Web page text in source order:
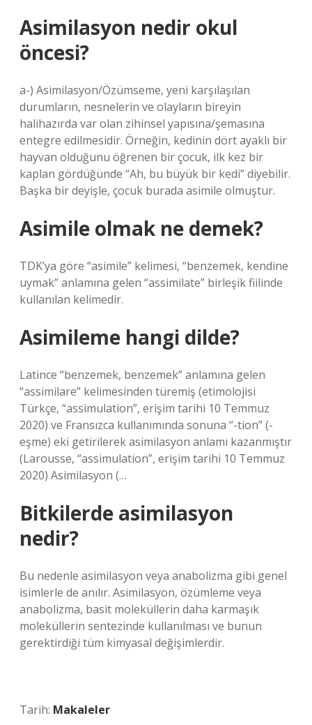
Asimilasyon nedir okul
öncesi?
a-) Asimilasyon/Özümseme, yeni karşılaşılan
durumların, nesnelerin ve olayların bireyin
halihazırda var olan zihinsel yapısına/şemasına
entegre edilmesidir. Örneğin, kedinin dört ayaklı bir
hayvan olduğunu öğrenen bir çocuk, ilk kez bir
kaplan gördüğünde “Ah, bu büyük bir kedi” diyebilir.
Başka bir deyişle, çocuk burada asimile olmuştur.
Asimile olmak ne demek?
TDK’ya göre “asimile” kelimesi, “benzemek, kendine
uymak” anlamına gelen “assimilate” birleşik fiilinde
kullanılan kelimedir.
Asimileme hangi dilde?
Latince “benzemek, benzemek” anlamına gelen
“assimilare” kelimesinden türemiş (etimolojisi
Türkçe, “assimulation”, erişim tarihi 10 Temmuz
2020) ve Fransızca kullanımında sonuna “-tion” (-
eşme) eki getirilerek asimilasyon anlamı kazanmıştır
(Larousse, “assimulation”, erişim tarihi 10 Temmuz
2020) Asimilasyon (…
Bitkilerde asimilasyon
nedir?
Bu nedenle asimilasyon veya anabolizma gibi genel
isimlerle de anılır. Asimilasyon, özümleme veya
anabolizma, basit moleküllerin daha karmaşık
moleküllerin sentezinde kullanılması ve bunun
gerektirdiği tüm kimyasal değişimlerdir.
Tarih: Makaleler